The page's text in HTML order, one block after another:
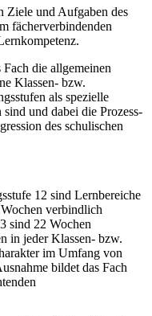
Ziele und Aufgaben des
fächerverbindenden
die allgemeinen
Klassen- bzw.
als spezielle
und dabei die Prozess-
des schulischen
12 sind Lernbereiche
verbindlich
sind 22 Wochen
in jeder Klassen- bzw.
im Umfang von
bildet das Fach